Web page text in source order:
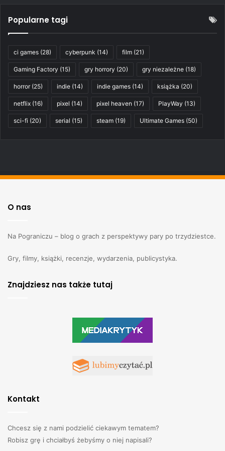
Popularne tagi
ci games (28) cyberpunk (14) film (21)
Gaming Factory (15) gry horrory (20) gry niezależne (18)
horror(25) indie (14) indie games (14) książka (20)
netflix (16) pixel (14) pixel heaven (17) PlayWay (13)
sci-fi (20) serial (15) steam (19) Ultimate Games (50)
O nas
Na Pograniczu – blog o grach z perspektywy pary po trzydziestce.
Gry, filmy, książki, recenzje, wydarzenia, publicystyka.
Znajdziesz nas także tutaj
Kontakt
Chcesz się z nami podzielić ciekawym tematem?
Robisz grę i chciałbyś żebyśmy o niej napisali?